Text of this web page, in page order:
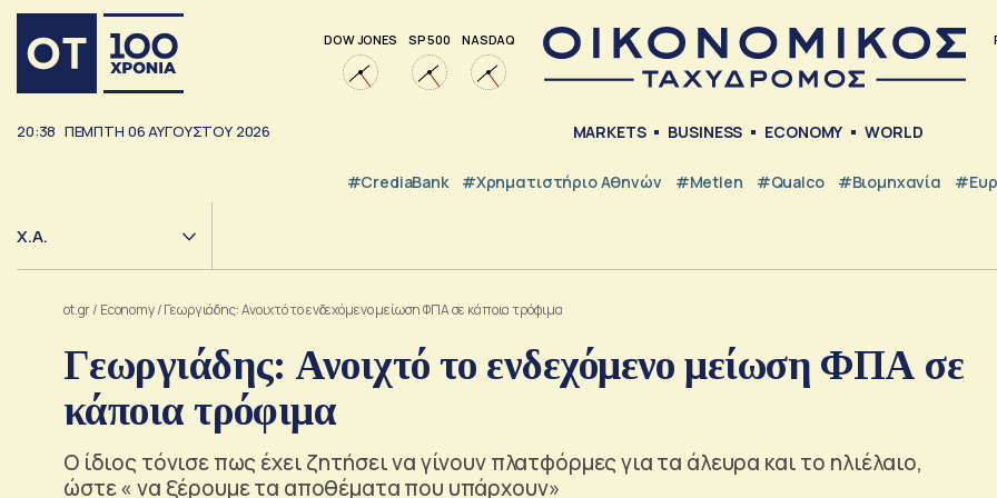
DOW JONES SP 500 NASDAQ
20:38 ΠΕΜΠΤΗ 06ΑΥΓΟΥΣΤΟΥ 2026 MARKETS BUSINESS ECONOMY WORLD
#CrediaBank #Χρηματιστήριο Αθηνών #metlen #Qualco #Βιομηχανία
Χ.Α.
ot.gr/ Economy/Γεωργιάδης: Ανοιχτό το ενδεχόμενο μείωση ΦΠΑ σε κάποια τρόφιμα
Γεωργιάδης: Ανοιχτό το ενδεχόμενο μείωση ΦΠΑ σε
κάποια τρόφιμα
Ο ίδιος τόνισε πως έχει ζητήσει να γίνουν πλατφόρμες για τα άλευρα και το ηλιέλαιο,
ώστε « να ξέρουμε τα αποθέματα που υπάρχουν»